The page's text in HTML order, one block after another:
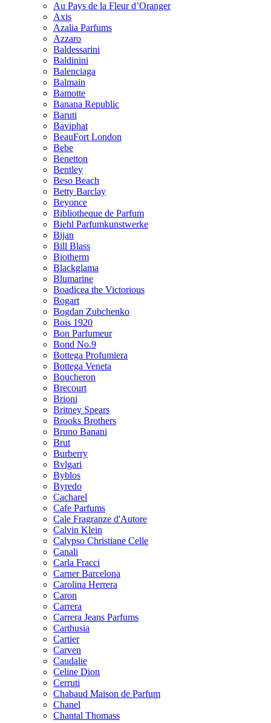
Au Pays de la Fleur d’Oranger
Axis
Azalia Parfums
Azzaro
Baldessarini
Baldinini
Balenciaga
Balmain
Bamotte
Banana Republic
Baruti
Baviphat
BeauFort London
Bebe
Benetton
Bentley
Beso Beach
Betty Barclay
Beyonce
Bibliotheque de Parfum
Biehl Parfumkunstwerke
Bijan
Bill Blass
Biotherm
Blackglama
Blumarine
Boadicea the Victorious
Bogart
Bogdan Zubchenko
Bois 1920
Bon Parfumeur
Bond No.9
Bottega Profumiera
Bottega Veneta
Boucheron
Brecourt
Brioni
Britney Spears
Brooks Brothers
Bruno Banani
Brut
Burberry
Bvlgari
Byblos
Byredo
Cacharel
Cafe Parfums
Cale Fragranze d'Autore
Calvin Klein
Calypso Christiane Celle
Canali
Carla Fracci
Carner Barcelona
Carolina Herrera
Caron
Carrera
Carrera Jeans Parfums
Carthusia
Cartier
Carven
Caudalie
Celine Dion
Cerruti
Chabaud Maison de Parfum
Chanel
Chantal Thomass